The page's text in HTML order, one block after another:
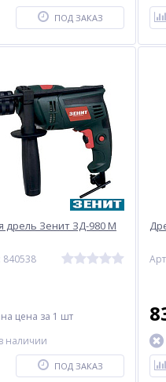
ПОД ЗАКАЗ
дрель Зенит ЗД-980 М
840538
цена за 1 шт
наличии
ПОД ЗАКАЗ